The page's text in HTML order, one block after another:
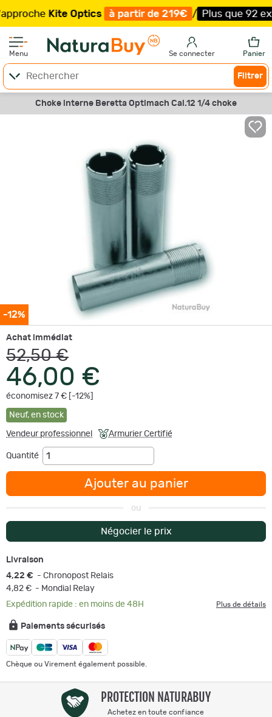
Kite Optics à partir de 219€ / Plus que 92
Menu Se connecter Panier
Filtrer
Choke interne Beretta Optimach Cal.12 1/4 choke
-12%
Achat immédiat
52,50 €
46,00 €
économisez 7 € [-12%]
Neuf, en stock
Vendeur professionnel Armurier Certifié
Quantité
Ajouter au panier
ou
Négocier le prix
Livraison
4,22 € - Chronopost Relais
4,82 € - Mondial Relay
Expédition rapide : en moins de 48H
Plus de détails
Paiements sécurisés
Chèque ou Virement également possible.
PROTECTION NATURABUY
Achetez en toute confiance